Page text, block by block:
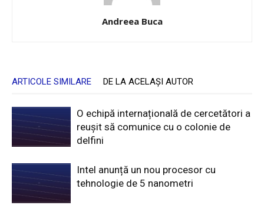
Andreea Buca
ARTICOLE SIMILARE DE LA ACELAȘI AUTOR
O echipă internațională de cercetători a
reușit să comunice cu o colonie de
delfini
Intel anunță un nou procesor cu
tehnologie de 5 nanometri